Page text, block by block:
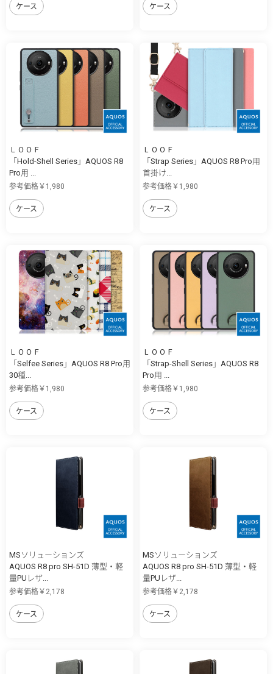
ケース ケース
ＬＯＯＦ
「Hold-Shell Series」AQUOS R8
Pro用 ...
参考価格￥1,980
ケース
ＬＯＯＦ
「Strap Series」AQUOS R8 Pro用
首掛け...
参考価格￥1,980
ケース
ＬＯＯＦ
「Selfee Series」AQUOS R8 Pro用
30種...
参考価格￥1,980
ケース
ＬＯＯＦ
「Strap-Shell Series」AQUOS R8
Pro用 ...
参考価格￥1,980
ケース
MSソリューションズ
AQUOS R8 pro SH-51D 薄型・軽
量PUレザ...
参考価格￥2,178
ケース
MSソリューションズ
AQUOS R8 pro SH-51D 薄型・軽
量PUレザ...
参考価格￥2,178
ケース